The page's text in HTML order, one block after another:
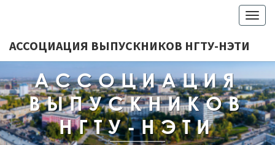
АССОЦИАЦИЯ ВЫПУСКНИКОВ НГТУ-НЭТИ
АССОЦИАЦИЯ
ВЫПУСКНИКОВ
НГТУ-НЭТИ